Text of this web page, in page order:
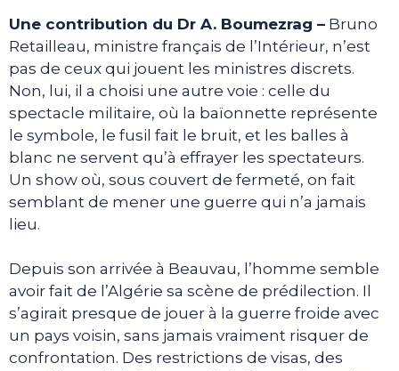
Une contribution du Dr A. Boumezrag – Bruno
Retailleau, ministre français de l’Intérieur, n’est
pas de ceux qui jouent les ministres discrets.
Non, lui, il a choisi une autre voie : celle du
spectacle militaire, où la baïonnette représente
le symbole, le fusil fait le bruit, et les balles à
blanc ne servent qu’à effrayer les spectateurs.
Un show où, sous couvert de fermeté, on fait
semblant de mener une guerre qui n’a jamais
lieu.
Depuis son arrivée à Beauvau, l’homme semble
avoir fait de l’Algérie sa scène de prédilection. Il
s’agirait presque de jouer à la guerre froide avec
un pays voisin, sans jamais vraiment risquer de
confrontation. Des restrictions de visas, des